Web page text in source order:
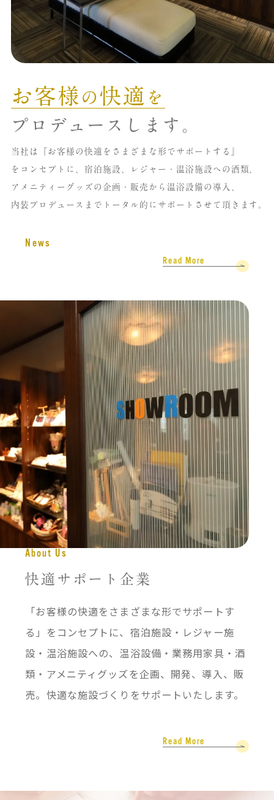
お客様 の快適 を
プロデュースします。
当社は『お客様の快適をさまざまな形で サポートする』
をコンセプトに、宿泊施設、 レジャー・温浴施設への酒類、
アメニティーグッズの企画・販売から 温浴設備の導入、
内装プロデュースまで トータル的にサポートさせて頂きます。
News
Read More
快適サポート企業
「お客様の快適をさまざまな形でサポートす
る」をコンセプトに、宿泊施設・レジャー施
設・温浴施設への、温浴設備・業務用家具・酒
類・アメニティグッズを企画、開発、導入、販
売。快適な施設づくりをサポートいたします。
Read More